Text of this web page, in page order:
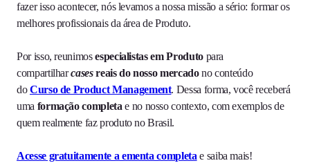
fazer isso acontecer, nós levamos a nossa missão a sério: formar os
melhores profissionais da área de Produto.
Por isso, reunimosespecialistas em Produtopara
compartilharcasesreais do nosso mercadono conteúdo
doCurso de Product Management. Dessa forma, você receberá
uma formação completa e no nosso contexto, com exemplos de
quem realmente faz produto no Brasil.
Acesse gratuitamente a ementa completa e saiba mais!